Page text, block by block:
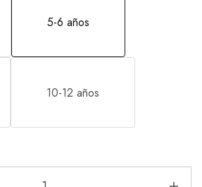
5-6 años
10-12 años